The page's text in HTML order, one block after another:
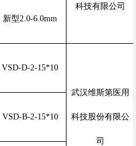
科技有限公司
新型2.0-6.0mm
VSD-D-2-15*10
武汉维斯第医用
科技股份有限公
司
VSD-B-2-15*10